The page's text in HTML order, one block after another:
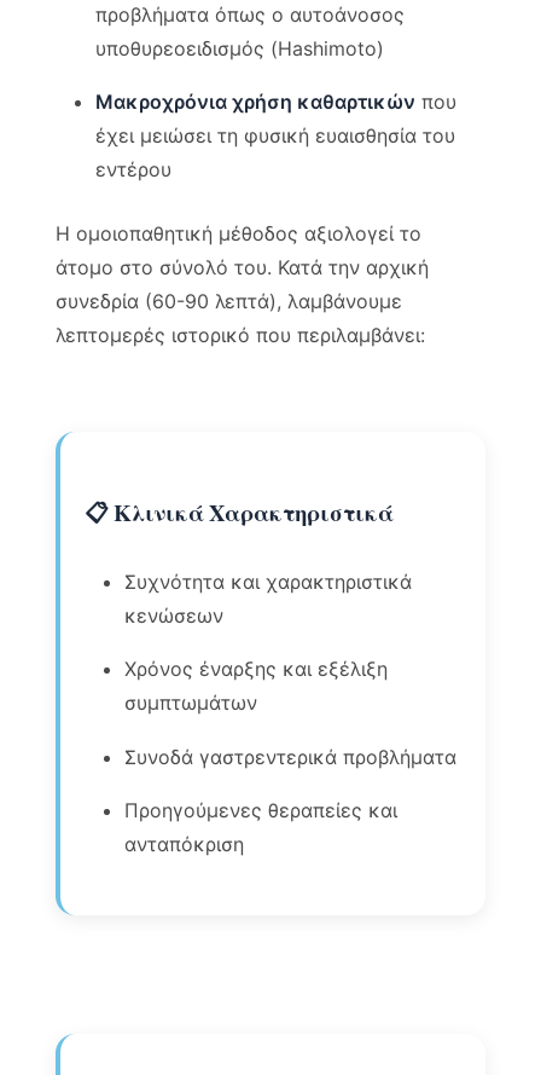
προβλήματα όπως ο αυτοάνοσος
υποθυρεοειδισμός (Hashimoto)
Μακροχρόνια χρήση καθαρτικών που
έχει μειώσει τη φυσική ευαισθησία του
εντέρου
Η ομοιοπαθητική μέθοδος αξιολογεί το
άτομο στο σύνολό του. Κατά την αρχική
συνεδρία (60-90 λεπτά), λαμβάνουμε
λεπτομερές ιστορικό που περιλαμβάνει:
📋 Κλινικά Χαρακτηριστικά
Συχνότητα και χαρακτηριστικά
κενώσεων
Χρόνος έναρξης και εξέλιξη
συμπτωμάτων
Συνοδά γαστρεντερικά προβλήματα
Προηγούμενες θεραπείες και
ανταπόκριση